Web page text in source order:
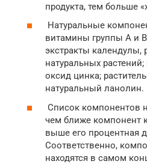
продукта, тем больше
Натуральные
витамины группы А и
экстракты календулы,
натуральных
оксид цинка;
натуральный ланолин.
Список компонентов
чем ближе компонент
выше его процентная
Соответственно,
находятся в самом